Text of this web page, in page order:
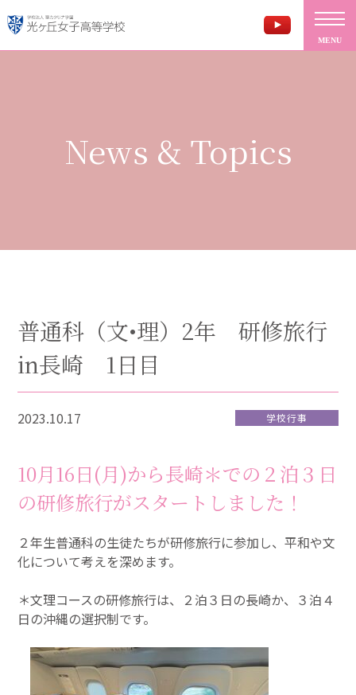
MENU
News & Topics
普通科（文•理）2年 研修旅行
in長崎 1日目
2023.10.17 学校行事
10月16日(月)から長崎＊での２泊３日
の研修旅行がスタートしました！
２年生普通科の生徒たちが研修旅行に参加し、平和や文
化について考えを深めます。
＊文理コースの研修旅行は、２泊３日の長崎か、３泊４
日の沖縄の選択制です。